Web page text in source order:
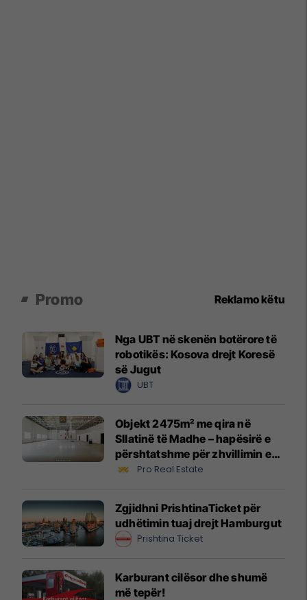
Promo Reklamo këtu
Nga UBT në skenën botërore të
robotikës: Kosova drejt Koresë
së Jugut
UBT
Objekt 2475m² me qira në
Sllatinë të Madhe – hapësirë e
përshtatshme për zhvillimin e
biznesit #16068
Pro Real Estate
Zgjidhni PrishtinaTicket për
udhëtimin tuaj drejt Hamburgut
Prishtina Ticket
Karburant cilësor dhe shumë
më tepër!